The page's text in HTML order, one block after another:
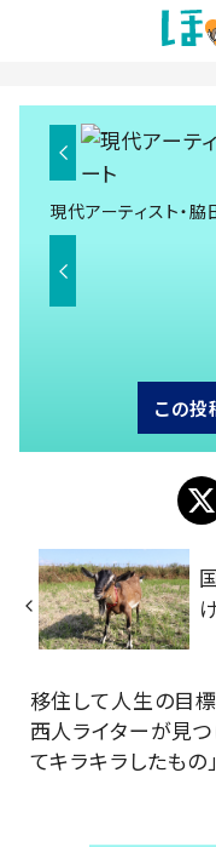
現代アーティスト・
この投
移住して人生の目
西人ライターが見つ
てキラキラしたもの